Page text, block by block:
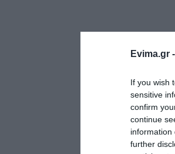
Evima.gr -
If you wish
sensitive
confirm
continue
information
further